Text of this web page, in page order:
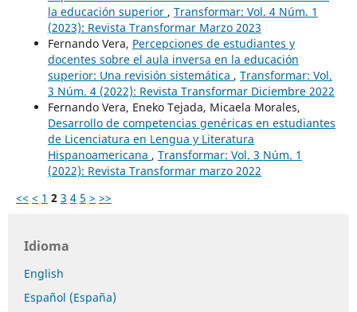
la educación superior , Transformar: Vol. 4 Núm. 1
(2023): Revista Transformar Marzo 2023
Fernando Vera, Percepciones de estudiantes y
docentes sobre el aula inversa en la educación
superior: Una revisión sistemática , Transformar: Vol.
3 Núm. 4 (2022): Revista Transformar Diciembre 2022
Fernando Vera, Eneko Tejada, Micaela Morales,
Desarrollo de competencias genéricas en estudiantes
de Licenciatura en Lengua y Literatura
Hispanoamericana , Transformar: Vol. 3 Núm. 1
(2022): Revista Transformar marzo 2022
<< < 1 2 3 4 5 > >>
Idioma
English
Español (España)